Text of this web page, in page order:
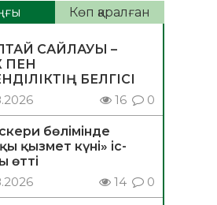
Көп қаралған
САЙЛАУЫ –
ПЕН
БЕЛГІСІ
16 0
бөлімінде
қызмет күні» іс-
өтті
14 0